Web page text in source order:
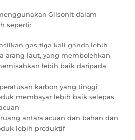
Gilsonit dalam
seperti:
gas tiga kali ganda lebih
arang laut, yang membolehkan
lebih baik daripada
karbon yang tinggi
membayar lebih baik selepas
antara acuan dan bahan dan
lebih produktif